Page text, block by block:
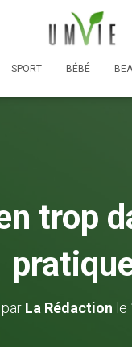
SPORT BÉBÉ
trop
La Rédaction le